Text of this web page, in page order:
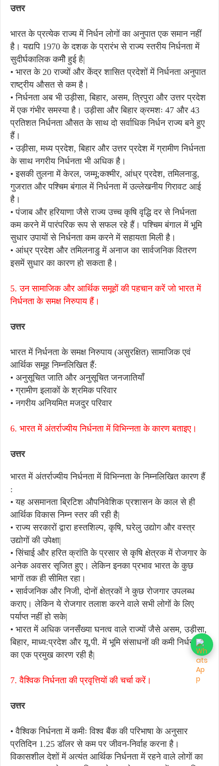
उत्तर
भारत के प्रत्येक राज्य में निर्धन लोगों का अनुपात एक समान नहीं
है। यद्यपि 1970 के दशक के प्रारंभ से राज्य स्तरीय निर्धनता में
सुदीर्घकालिक कमीे हुई है|
• भारत के 20 राज्यों और केंद्र शासित प्रदेशों में निर्धनता अनुपात
राष्ट्रीय औसत से कम है।
• निर्धनता अब भी उड़ीसा, बिहार, असम, त्रिपुरा और उत्तर प्रदेश
में एक गंभीर समस्या है। उड़ीसा और बिहार क्रमशः 47 और 43
प्रतिशत निर्धनता औसत के साथ दो सर्वाधिक निर्धन राज्य बने हुए
हैं।
• उड़ीसा, मध्य प्रदेश, बिहार और उत्तर प्रदेश में ग्रामीण निर्धनता
के साथ नगरीय निर्धनता भी अधिक है।
• इसकी तुलना में केरल, जम्मू:कश्मीर, आंध्र प्रदेश, तमिलनाडु,
गुजरात और पश्चिम बंगाल में निर्धनता में उल्लेखनीय गिरावट आई
है।
• पंजाब और हरियाणा जैसे राज्य उच्च कृषि वृद्धि दर से निर्धनता
कम करने में पारंपरिक रूप से सफल रहे हैं। पश्चिम बंगाल में भूमि
सुधार उपायों से निर्धनता कम करने में सहायता मिली है।
• आंध्र प्रदेश और तमिलनाडु में अनाज का सार्वजनिक वितरण
इसमें सुधार का कारण हो सकता है।
5. उन सामाजिक और आर्थिक समूहों की पहचान करें जो भारत में
निर्धनता के समक्ष निरुपाय हैं।
उत्तर
भारत में निर्धनता के समक्ष निरुपाय (असुरक्षित) सामाजिक एवं
आर्थिक समूह निम्नलिखित हैं:
• अनुसूचित जाति और अनुसूचित जनजातियाँ
• ग्रामीण इलाकों के श्रमिक परिवार
• नगरीय अनियमित मजदुर परिवार
6. भारत में अंतर्राज्यीय निर्धनता में विभिन्नता के कारण बताइए।
उत्तर
भारत में अंतर्राज्यीय निर्धनता में विभिन्नता के निम्नलिखित कारण हैं
:
• यह असमानता ब्रिटिश औपनिवेशिक प्रशासन के काल से ही
आर्थिक विकास निम्न स्तर की रही है|
• राज्य सरकारों द्वारा हस्तशिल्प, कृषि, घरेलु उद्योग और वस्त्र
उद्योगों की उपेक्षा|
• सिंचाई और हरित क्रांति के प्रसार से कृषि क्षेत्रक में रोजगार के
अनेक अवसर सृजित हुए। लेकिन इनका प्रभाव भारत के कुछ
भागों तक ही सीमित रहा।
• सार्वजनिक और निजी, दोनों क्षेत्रकों ने कुछ रोजगार उपलब्ध
कराए। लेकिन ये रोजगार तलाश करने वाले सभी लोगों के लिए
पर्याप्त नहीं हो सके|
• भारत में अधिक जनसँख्या घनत्व वाले राज्यों जैसे असम, उड़ीसा,
बिहार, माध्य:प्रदेश और यू.पी. में भूमि संसाधनों की कमी निर्धनता
का एक प्रमुख कारण रही है|
7. वैश्विक निर्धनता की प्रवृत्तियों की चर्चा करें।
उत्तर
• वैश्विक निर्धनता में कमीः विश्व बैंक की परिभाषा के अनुसार
प्रतिदिन 1.25 डॉलर से कम पर जीवन-निर्वाह करना है।
विकासशील देशों में अत्यंत आर्थिक निर्धनता में रहने वाले लोगों का